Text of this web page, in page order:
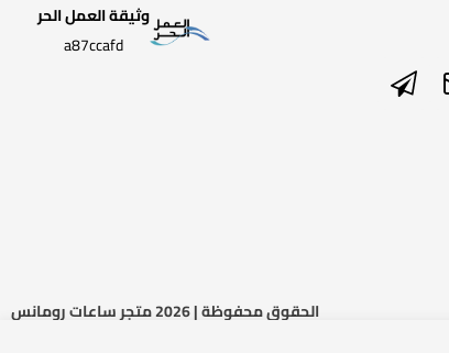
وثيقة العمل الحر
a87ccafd
الحقوق محفوظة | 2026 متجر ساعات رومانس